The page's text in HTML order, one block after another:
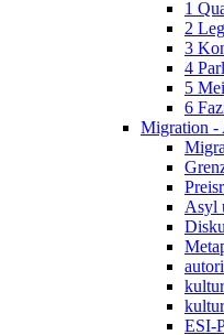
1
2
3
4
5
6
Migration -
Asyl
ESI-